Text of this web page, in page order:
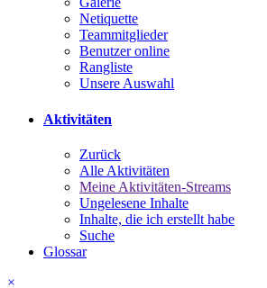
Netiquette
Teammitglieder
Benutzer online
Rangliste
Unsere Auswahl
Aktivitäten
Zurück
Alle Aktivitäten
Meine Aktivitäten-Streams
Ungelesene Inhalte
Inhalte, die ich erstellt habe
Suche
Glossar
×